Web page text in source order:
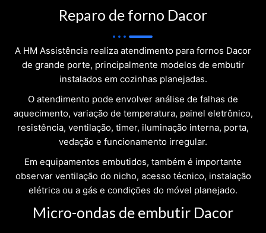
Reparo de forno Dacor
A HM Assistência realiza atendimento para fornos Dacor
de grande porte, principalmente modelos de embutir
instalados em cozinhas planejadas.
O atendimento pode envolver análise de falhas de
aquecimento, variação de temperatura, painel eletrônico,
resistência, ventilação, timer, iluminação interna, porta,
vedação e funcionamento irregular.
Em equipamentos embutidos, também é importante
observar ventilação do nicho, acesso técnico, instalação
elétrica ou a gás e condições do móvel planejado.
Micro-ondas de embutir Dacor